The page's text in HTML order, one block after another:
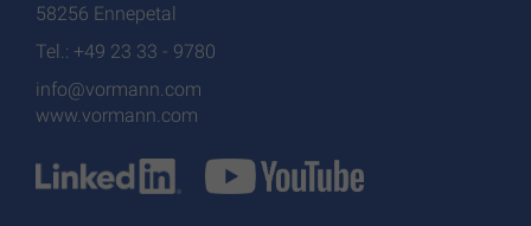
58256 Ennepetal
Tel.: +49 23 33 - 9780
info@vormann.com
www.vormann.com